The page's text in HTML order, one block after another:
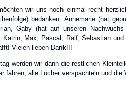
wir uns noch einmal recht
bedanken: Annemarie (hat
Gaby (hat auf unseren
Katrin, Max, Pascal, Ralf, Sebastian
Vielen lieben Dank!!!
werden wir dann die restlichen
fahren, alle Löcher verspachteln und die